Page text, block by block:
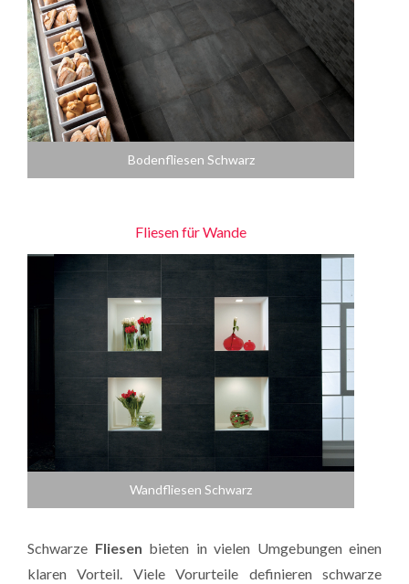
Bodenfliesen Schwarz
Fliesen für Wande
Wandfliesen Schwarz
Schwarze Fliesen bieten in vielen Umgebungen einen
klaren Vorteil. Viele Vorurteile definieren schwarze